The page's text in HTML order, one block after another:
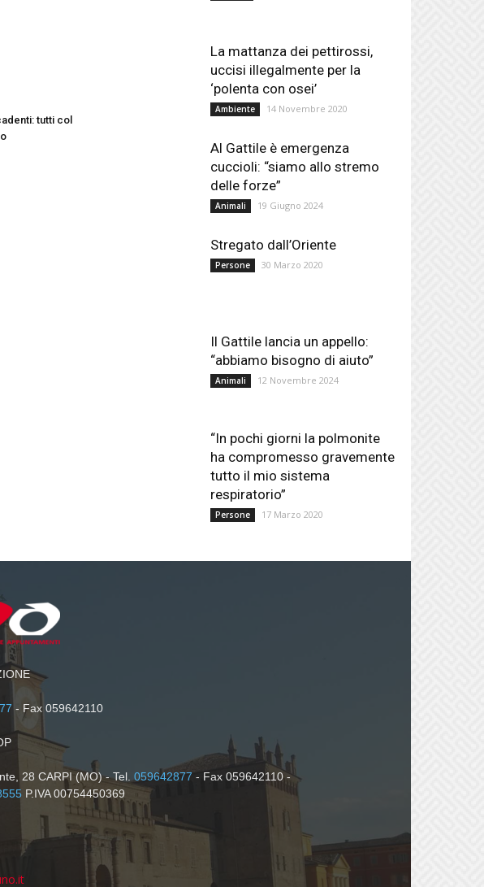
tutti col
La mattanza dei pettirossi,
uccisi illegalmente per la
‘polenta con osei’
Ambiente 14 Novembre 2020
Al Gattile è emergenza
cuccioli: “siamo allo stremo
delle forze”
Animali 19 Giugno 2024
Stregato dall’Oriente
Persone 30 Marzo 2020
Il Gattile lancia un appello:
“abbiamo bisogno di aiuto”
Animali 12 Novembre 2024
“In pochi giorni la polmonite
ha compromesso gravemente
tutto il mio sistema
respiratorio”
Persone 17 Marzo 2020
- Fax 059642110
28 CARPI (MO) - Tel.059642877 - Fax 059642110 -
P.IVA 00754450369